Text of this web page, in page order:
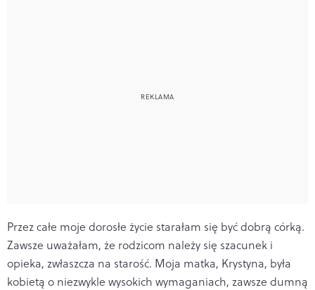
Przez całe moje dorosłe życie starałam się być dobrą córką.
Zawsze uważałam, że rodzicom należy się szacunek i
opieka, zwłaszcza na starość. Moja matka, Krystyna, była
kobietą o niezwykle wysokich wymaganiach, zawsze dumną